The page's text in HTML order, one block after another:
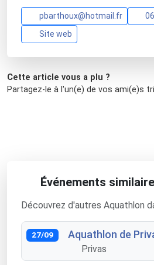
pbarthoux@hotmail.fr
Site web
Cette article vous a plu ?
Partagez-le à l'un(e) de vos ami(e)s
Événements
Découvrez d'autres Aquathlon
27/09 Aquathlon de
Privas